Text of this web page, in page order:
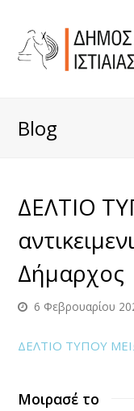
Blog
ΔΕΛΤΙΟ
Δήμαρχος
6 Φεβρουαρίου
ΔΕΛΤΙΟ ΤΥΠΟΥ
Μοιρασέ το